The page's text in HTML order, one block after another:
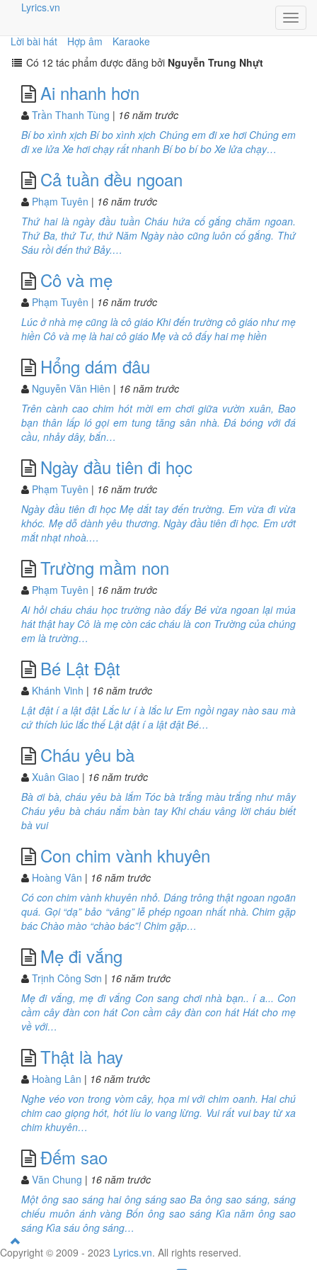
Lyrics.vn
Lời bài hát Hợp âm
Karaoke
Có 12 tác phẩm được đăng bởi Nguyễn Trung Nhựt
Ai nhanh hơn
Trần Thanh Tùng | 16 năm trước
Bí bo xình xịch Bí bo xình xịch Chúng em đi xe hơi Chúng em
đi xe lửa Xe hơi chạy rất nhanh Bí bo bí bo Xe lửa chạy…
Cả tuần đều ngoan
Phạm Tuyên | 16 năm trước
Thứ hai là ngày đầu tuần Cháu hứa cố gắng chăm ngoan.
Thứ Ba, thứ Tư, thứ Năm Ngày nào cũng luôn cố gắng. Thứ
Sáu rồi đến thứ Bảy.…
Cô và mẹ
Phạm Tuyên | 16 năm trước
Lúc ở nhà mẹ cũng là cô giáo Khi đến trường cô giáo như mẹ
hiền Cô và mẹ là hai cô giáo Mẹ và cô đấy hai mẹ hiền
Hổng dám đâu
Nguyễn Văn Hiên | 16 năm trước
Trên cành cao chim hót mời em chơi giữa vườn xuân, Bao
bạn thân lấp ló gọi em tung tăng sân nhà. Đá bóng với đá
cầu, nhảy dây, bắn…
Ngày đầu tiên đi học
Phạm Tuyên | 16 năm trước
Ngày đầu tiên đi học Mẹ dắt tay đến trường. Em vừa đi vừa
khóc. Mẹ dỗ dành yêu thương. Ngày đầu tiên đi học. Em ướt
mắt nhạt nhoà.…
Trường mầm non
Phạm Tuyên | 16 năm trước
Ai hỏi cháu cháu học trường nào đấy Bé vừa ngoan lại múa
hát thật hay Cô là mẹ còn các cháu là con Trường của chúng
em là trường…
Bé Lật Đật
Khánh Vinh | 16 năm trước
Lật đật í a lật đật Lắc lư í à lắc lư Em ngồi ngay nào sau mà
cứ thích lúc lắc thế Lật dật í a lật đật Bé…
Cháu yêu bà
Xuân Giao | 16 năm trước
Bà ơi bà, cháu yêu bà lắm Tóc bà trắng màu trắng như mây
Cháu yêu bà cháu nắm bàn tay Khi cháu vâng lời cháu biết
bà vui
Con chim vành khuyên
Hoàng Vân | 16 năm trước
Có con chim vành khuyên nhỏ. Dáng trông thật ngoan ngoãn
quá. Gọi “dạ” bảo “vâng” lễ phép ngoan nhất nhà. Chim gặp
bác Chào mào “chào bác”! Chim gặp…
Mẹ đi vắng
Trịnh Công Sơn | 16 năm trước
Mẹ đi vắng, mẹ đi vắng Con sang chơi nhà bạn.. í a... Con
cầm cây đàn con hát Con cầm cây đàn con hát Hát cho mẹ
về với…
Thật là hay
Hoàng Lân | 16 năm trước
Nghe véo von trong vòm cây, họa mi với chim oanh. Hai chú
chim cao giọng hót, hót líu lo vang lừng. Vui rất vui bay từ xa
chim khuyên…
Đếm sao
Văn Chung | 16 năm trước
Một ông sao sáng hai ông sáng sao Ba ông sao sáng, sáng
chiếu muôn ánh vàng Bốn ông sao sáng Kìa năm ông sao
sáng Kìa sáu ông sáng…
Copyright © 2009 - 2023 Lyrics.vn. All rights reserved.